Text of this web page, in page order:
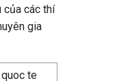
của các thí
gia